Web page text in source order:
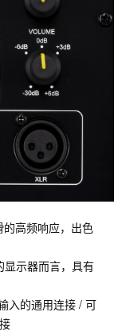
高频响应，出色
示器而言，具有
入的通用连接 / 可